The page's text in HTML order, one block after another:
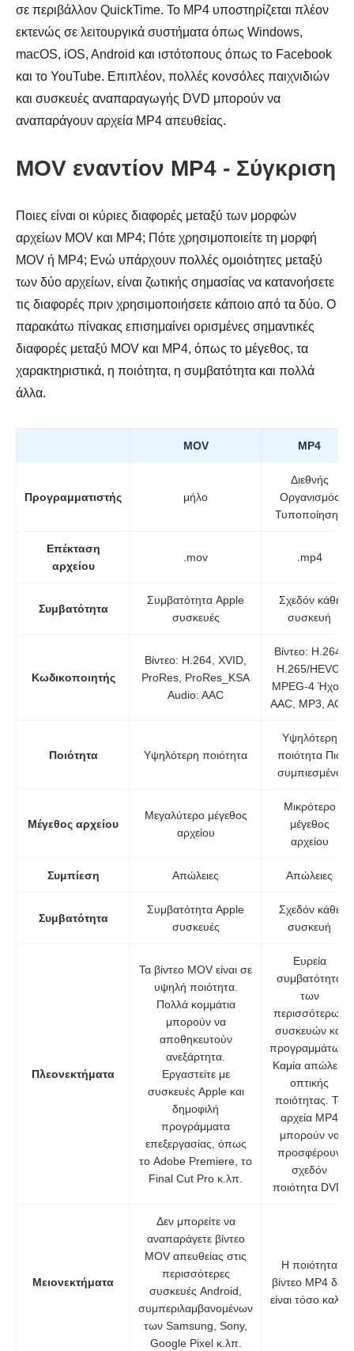
σε περιβάλλον QuickTime. Το MP4 υποστηρίζεται πλέον
εκτενώς σε λειτουργικά συστήματα όπως Windows,
macOS, iOS, Android και ιστότοπους όπως το Facebook
και το YouTube. Επιπλέον, πολλές κονσόλες παιχνιδιών
και συσκευές αναπαραγωγής DVD μπορούν να
αναπαράγουν αρχεία MP4 απευθείας.
MOV εναντίον MP4 - Σύγκριση
Ποιες είναι οι κύριες διαφορές μεταξύ των μορφών
αρχείων MOV και MP4; Πότε χρησιμοποιείτε τη μορφή
MOV ή MP4; Ενώ υπάρχουν πολλές ομοιότητες μεταξύ
των δύο αρχείων, είναι ζωτικής σημασίας να κατανοήσετε
τις διαφορές πριν χρησιμοποιήσετε κάποιο από τα δύο. Ο
παρακάτω πίνακας επισημαίνει ορισμένες σημαντικές
διαφορές μεταξύ MOV και MP4, όπως το μέγεθος, τα
χαρακτηριστικά, η ποιότητα, η συμβατότητα και πολλά
άλλα.
MOV MP4
Προγραμματιστής μήλο
Διεθνής
Οργανισμός
Τυποποίησης
Επέκταση
αρχείου
.mov .mp4
Συμβατότητα
Συμβατότητα Apple
συσκευές
Σχεδόν κάθε
συσκευή
Κωδικοποιητής
Βίντεο: H.264, XVID,
ProRes, ProRes_KSA
Audio: AAC
Βίντεο: H.264,
H.265/HEVC,
MPEG-4 Ήχος:
AAC, MP3, AC3
Ποιότητα Υψηλότερη ποιότητα
Υψηλότερη
ποιότητα Πιο
συμπιεσμένο
Μέγεθος αρχείου
Μεγαλύτερο μέγεθος
αρχείου
Μικρότερο
μέγεθος
αρχείου
Συμπίεση Απώλειες Απώλειες
Συμβατότητα
Συμβατότητα Apple
συσκευές
Σχεδόν κάθε
συσκευή
Πλεονεκτήματα
Τα βίντεο MOV είναι σε
υψηλή ποιότητα.
Πολλά κομμάτια
μπορούν να
αποθηκευτούν
ανεξάρτητα.
Εργαστείτε με
συσκευές Apple και
δημοφιλή
προγράμματα
επεξεργασίας, όπως
το Adobe Premiere, το
Final Cut Pro κ.λπ.
Ευρεία
συμβατότητα
των
περισσότερων
συσκευών και
προγραμμάτων.
Καμία απώλεια
οπτικής
ποιότητας. Τα
αρχεία MP4
μπορούν να
προσφέρουν
σχεδόν
ποιότητα DVD.
Μειονεκτήματα
Δεν μπορείτε να
αναπαράγετε βίντεο
MOV απευθείας στις
περισσότερες
συσκευές Android,
συμπεριλαμβανομένων
των Samsung, Sony,
Google Pixel κ.λπ.
Η ποιότητα
βίντεο MP4 δεν
είναι τόσο καλή.